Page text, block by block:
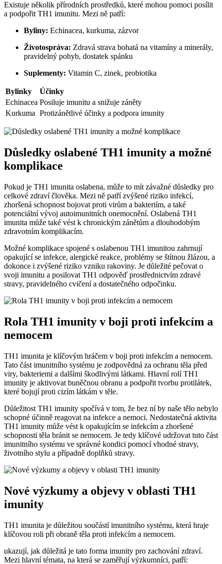
Existuje několik přírodních prostředků, které mohou pomoci posílit
a podpořit TH1 imunitu. Mezi ně patří:
Byliny: Echinacea, kurkuma, zázvor
Životospráva: Zdravá strava bohatá na vitamíny a minerály,
pravidelný pohyb, dostatek spánku
Suplementy: Vitamin C, zinek, probiotika
Bylinky
Účinky
Echinacea Posiluje imunitu a snižuje záněty
Kurkuma Protizánětlivé účinky a podpora imunity
Důsledky oslabené TH1 imunity a možné
komplikace
Pokud je TH1 imunita oslabena, může to mít závažné důsledky pro
celkové zdraví člověka. Mezi ně patří zvýšené riziko infekcí,
zhoršená schopnost bojovat proti virům a bakteriím, a také
potenciální vývoj autoimunitních onemocnění. Oslabená TH1
imunita může také vést k chronickým zánětům a dlouhodobým
zdravotním komplikacím.
Možné komplikace spojené s oslabenou TH1 imunitou zahrnují
opakující se infekce, alergické reakce, problémy se štítnou žlázou, a
dokonce i zvýšené riziko vzniku rakoviny. Je důležité pečovat o
svoji imunitu a posilovat TH1 odpověď prostřednictvím zdravé
stravy, pravidelného cvičení a dostatečného odpočinku.
Rola TH1 imunity v boji proti infekcím a
nemocem
TH1 imunita je klíčovým hráčem v boji proti infekcím a nemocem.
Tato část imunitního systému je zodpovědná za ochranu těla před
viry, bakteriemi a dalšími škodlivými látkami. Hlavní rolí TH1
imunity je aktivovat buněčnou obranu a podpořit tvorbu protilátek,
které bojují proti cizím látkám v těle.
Důležitost TH1 imunity spočívá v tom, že bez ní by naše tělo nebylo
schopné účinně reagovat na infekce a nemoci. Nedostatečná aktivita
TH1 imunity může vést k opakujícím se infekcím a zhoršené
schopnosti těla bránit se nemocem. Je tedy klíčové udržovat tuto část
imunitního systému ve správné kondici pomocí vhodné stravy,
životního stylu a případně doplňků stravy.
Nové výzkumy a objevy v oblasti TH1
imunity
TH1 imunita je důležitou součástí imunitního systému, která hraje
klíčovou roli při obraně těla proti infekcím a nemocem.
ukazují, jak důležitá je tato forma imunity pro zachování zdraví.
Mezi hlavní témata, na která se zaměřují výzkumníci, patří: